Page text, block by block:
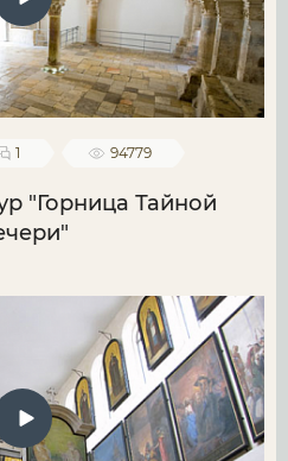
1 94779
"Горница Тайной